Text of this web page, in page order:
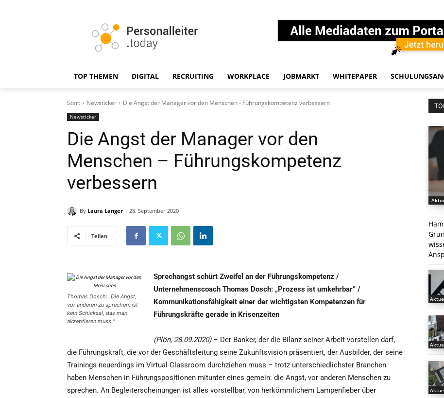
TOP THEMEN DIGITAL RECRUITING WORKPLACE JOBMARKT WHITEPAPER
Start Newsticker Die Angst der Manager vor den Menschen - Führungskompetenz verbessern
Newsticker
Die Angst der Manager vor den
Menschen – Führungskompetenz
verbessern
By Laura Langer 28. September 2020
Teilen
Thomas Dosch: „Die Angst,
vor anderen zu sprechen, ist
kein Schicksal, das man
akzeptieren muss.“
Sprechangst schürt Zweifel an der Führungskompetenz /
Unternehmenscoach Thomas Dosch: „Prozess ist umkehrbar“ /
Kommunikationsfähigkeit einer der wichtigsten Kompetenzen für
Führungskräfte gerade in Krisenzeiten
(Plön, 28.09.2020)– Der Banker, der die Bilanz seiner Arbeit vorstellen darf,
die Führungskraft, die vor der Geschäftsleitung seine Zukunftsvision präsentiert, der Ausbilder, der seine
Trainings neuerdings im Virtual Classroom durchziehen muss – trotz unterschiedlichster Branchen
haben Menschen in Führungspositionen mitunter eines gemein: die Angst, vor anderen Menschen zu
sprechen. An Begleiterscheinungen ist alles vorstellbar, von herkömmlichem Lampenfieber über